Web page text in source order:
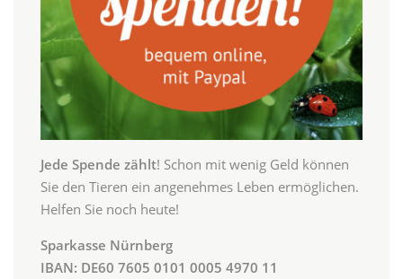
Jede Spende zählt! Schon mit wenig Geld können
Sie den Tieren ein angenehmes Leben ermöglichen.
Helfen Sie noch heute!
Sparkasse Nürnberg
IBAN: DE60 7605 0101 0005 4970 11